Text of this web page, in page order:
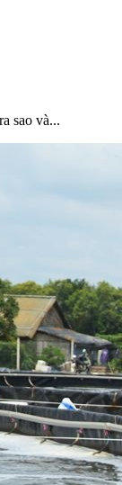
sao và...